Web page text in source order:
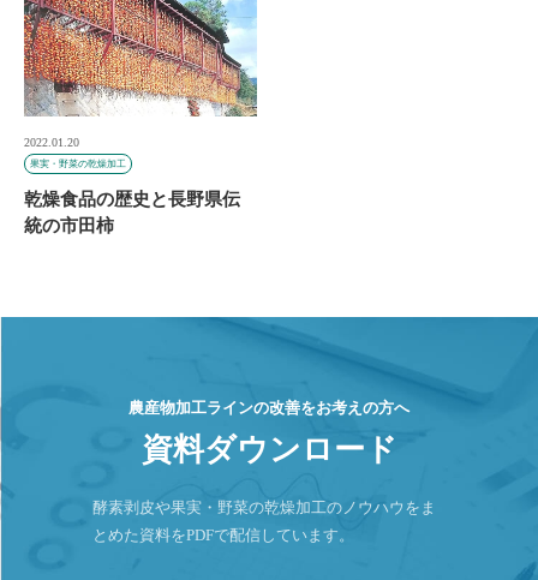
2022.01.20
果実・野菜の乾燥加工
乾燥食品の歴史と長野県伝
統の市田柿
農産物加工ラインの改善をお考えの方へ
資料ダウンロード
酵素剥皮や果実・野菜の乾燥加工のノウハウをま
とめた資料をPDFで配信しています。